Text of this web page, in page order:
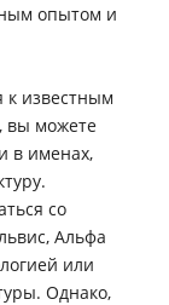
опытом и
к известным
вы можете
в именах,
со
Альфа
или
Однако,